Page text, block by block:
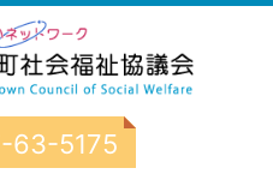
63-5175